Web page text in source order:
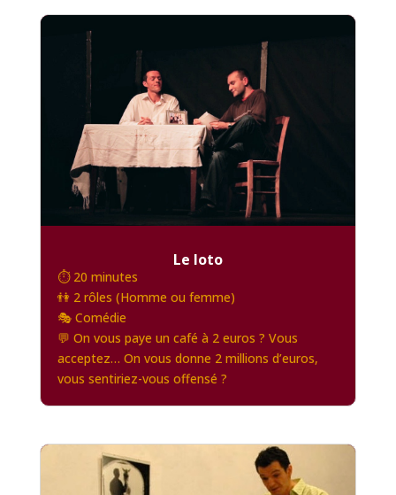
Le loto
⏱️ 20 minutes
👫 2 rôles (Homme ou femme)
🎭 Comédie
💬 On vous paye un café à 2 euros ? Vous
acceptez… On vous donne 2 millions d’euros,
vous sentiriez-vous offensé ?